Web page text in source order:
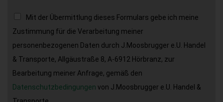
Mit der Übermittlung dieses Formulars gebe ich meine
Zustimmung für die Verarbeitung meiner
personenbezogenen Daten durch J.Moosbrugger e.U. Handel
& Transporte, Allgäustraße 8, A-6912 Hörbranz, zur
Bearbeitung meiner Anfrage, gemäß den
Datenschutzbedingungen von J.Moosbrugger e.U. Handel &